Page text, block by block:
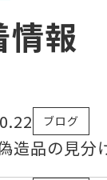
情報
ブログ
造品の見分